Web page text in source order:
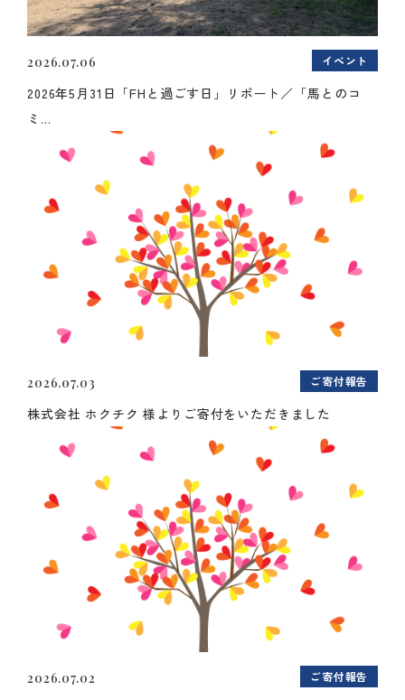
2026.07.06 イベント
2026年5月31日「FHと過ごす日」リポート／「馬とのコ
ミ...
2026.07.03 ご寄付報告
株式会社 ホクチク 様よりご寄付をいただきました
2026.07.02 ご寄付報告